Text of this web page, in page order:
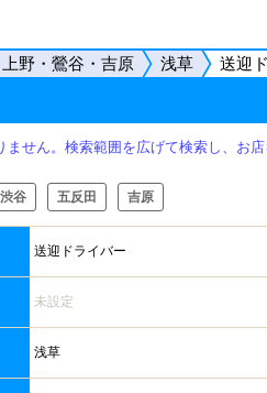
上野・鶯谷・吉原 浅草 送迎
せん。検索範囲を広げて検索し、お店
渋谷 五反田 吉原
送迎ドライバー
未設定
浅草